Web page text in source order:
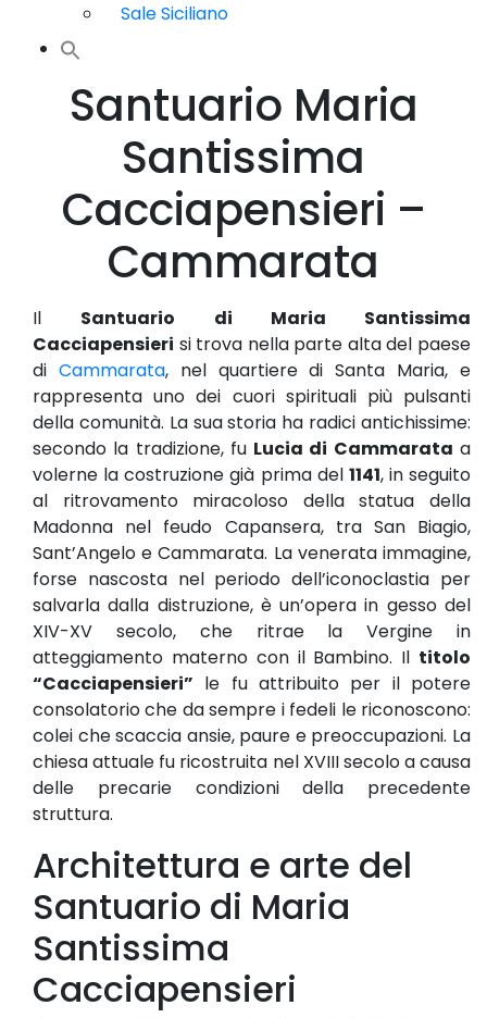
Sale Siciliano
Santuario Maria
Santissima
Cacciapensieri –
Cammarata
Il Santuario di Maria Santissima
Cacciapensieri si trova nella parte alta del paese
di Cammarata, nel quartiere di Santa Maria, e
rappresenta uno dei cuori spirituali più pulsanti
della comunità. La sua storia ha radici antichissime:
secondo la tradizione, fu Lucia di Cammarata a
volerne la costruzione già prima del 1141, in seguito
al ritrovamento miracoloso della statua della
Madonna nel feudo Capansera, tra San Biagio,
Sant’Angelo e Cammarata. La venerata immagine,
forse nascosta nel periodo dell’iconoclastia per
salvarla dalla distruzione, è un’opera in gesso del
XIV-XV secolo, che ritrae la Vergine in
atteggiamento materno con il Bambino. Il titolo
“Cacciapensieri” le fu attribuito per il potere
consolatorio che da sempre i fedeli le riconoscono:
colei che scaccia ansie, paure e preoccupazioni. La
chiesa attuale fu ricostruita nel XVIII secolo a causa
delle precarie condizioni della precedente
struttura.
Architettura e arte del
Santuario di Maria
Santissima
Cacciapensieri